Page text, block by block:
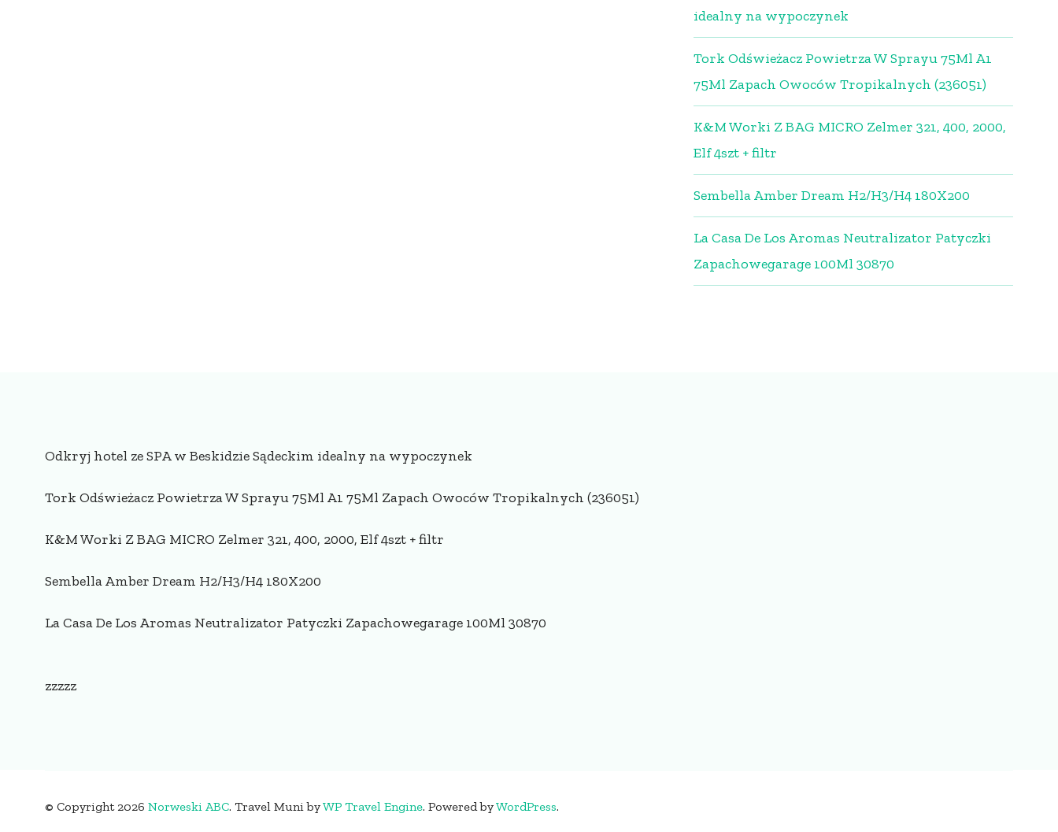
idealny na wypoczynek
Tork Odświeżacz Powietrza W Sprayu 75Ml A1
75Ml Zapach Owoców Tropikalnych (236051)
K&M Worki Z BAG MICRO Zelmer 321, 400, 2000,
Elf 4szt + filtr
Sembella Amber Dream H2/H3/H4 180X200
La Casa De Los Aromas Neutralizator Patyczki
Zapachowegarage 100Ml 30870
Odkryj hotel ze SPA w Beskidzie Sądeckim idealny na wypoczynek
Tork Odświeżacz Powietrza W Sprayu 75Ml A1 75Ml Zapach Owoców Tropikalnych (236051)
K&M Worki Z BAG MICRO Zelmer 321, 400, 2000, Elf 4szt + filtr
Sembella Amber Dream H2/H3/H4 180X200
La Casa De Los Aromas Neutralizator Patyczki Zapachowegarage 100Ml 30870
zzzzz
© Copyright 2026 Norweski ABC. Travel Muni byWP Travel Engine. Powered byWordPress.